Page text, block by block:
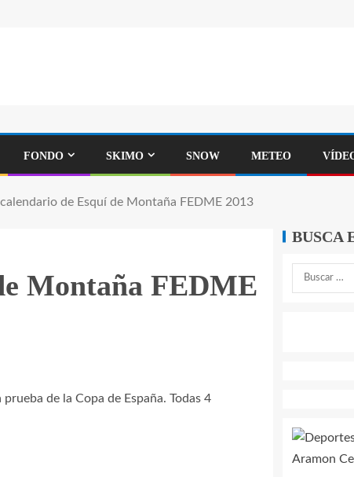
FONDO SKIMO SNOW METEO
calendario de Esquí de Montaña FEDME 2013
Montaña FEDME
de la Copa de España. Todas 4
BUSCA